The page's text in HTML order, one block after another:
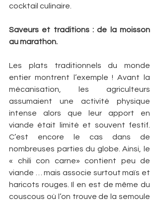
cocktail culinaire.
Saveurs et traditions : de la moisson
au marathon.
Les plats traditionnels du monde
entier montrent l’exemple ! Avant la
mécanisation, les agriculteurs
assumaient une activité physique
intense alors que leur apport en
viande était limité et souvent festif.
C’est encore le cas dans de
nombreuses parties du globe. Ainsi, le
« chili con carne» contient peu de
viande … mais associe surtout maïs et
haricots rouges. Il en est de même du
couscous où l’on trouve de la semoule